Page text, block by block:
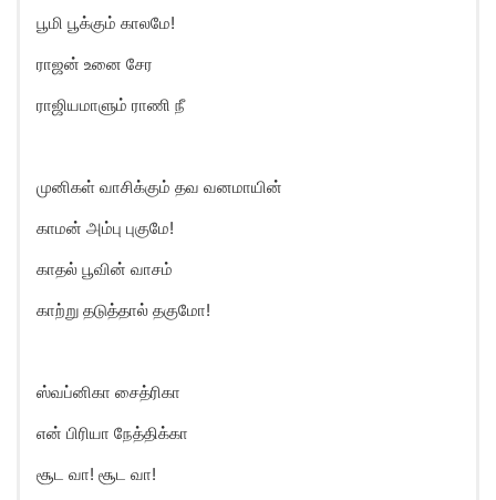
பூமி பூக்கும் காலமே!
ராஜன் உனை சேர
ராஜியமாளும் ராணி நீ
முனிகள் வாசிக்கும் தவ வனமாயின்
காமன் அம்பு புகுமே!
காதல் பூவின் வாசம்
காற்று தடுத்தால் தகுமோ!
ஸ்வப்னிகா சைத்ரிகா
என் பிரியா நேத்திக்கா
சூட வா! சூட வா!